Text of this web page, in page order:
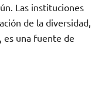
Las instituciones
de la diversidad,
es una fuente de